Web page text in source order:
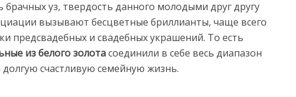
брачных уз, твердость данного молодыми друг другу
вызывают бесцветные бриллианты, чаще всего
предсвадебных и свадебных украшений. То есть
из белого золотасоединили в себе весь диапазон
счастливую семейную жизнь.